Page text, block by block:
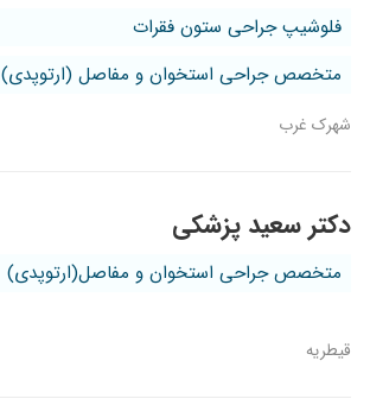
فلوشیپ جراحی ستون فقرات
متخصص جراحی استخوان و مفاصل (ارتوپدی)
شهرک غرب
دکتر سعید پزشکی
متخصص جراحی استخوان و مفاصل(ارتوپدی)
قیطریه